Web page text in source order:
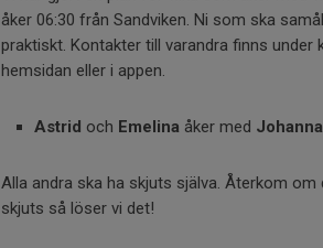
åker 06:30 från Sandviken. Ni som ska
praktiskt. Kontakter till varandra finns under
hemsidan eller i appen.
Astrid och Emelina åker med Johanna
Alla andra ska ha skjuts själva. Återkom
skjuts så löser vi det!